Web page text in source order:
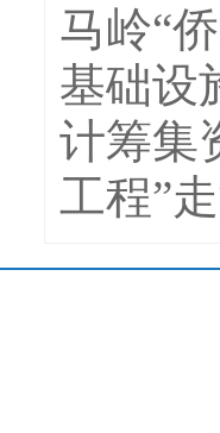
马岭“
基础设
计筹集
工程”